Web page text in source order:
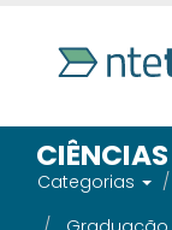
Categorias